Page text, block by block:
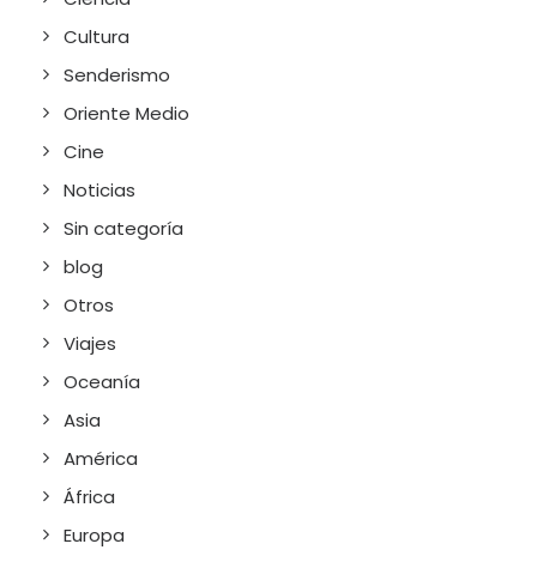
Cultura
Senderismo
Oriente Medio
Cine
Noticias
Sin categoría
blog
Otros
Viajes
Oceanía
Asia
América
África
Europa